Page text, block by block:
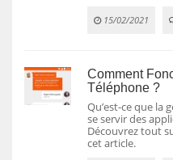
15/02/2021
Comment
Téléphone ?
Qu’est-ce que la
se servir des
Découvrez tout
cet article.